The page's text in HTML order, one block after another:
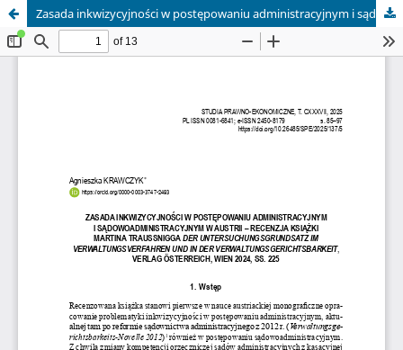
Zasada inkwizycyjności w postępowaniu administracyjnym i sądowoadministracyjnym w Austrii – recenzja książki Martina Traussnigga "Der Untersuchungsgrundsatz im Verwaltungsverfahren und in der Verwaltungsgerichtsbarkeit", Verlag Österreich, Wien 2024, ss.225